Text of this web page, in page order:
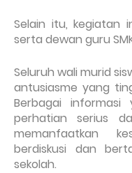
Selain itu, kegiatan
serta dewan guru
Seluruh wali murid
antusiasme yang
Berbagai informasi
perhatian serius
memanfaatkan
berdiskusi dan
sekolah.